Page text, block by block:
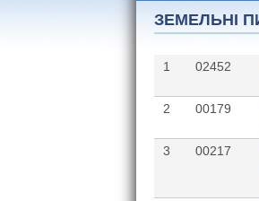
ЗЕМЕЛЬНІ
1 02452
2
00179
3
00217